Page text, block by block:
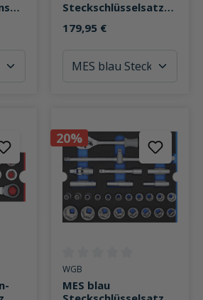
Steckschlüsselsatz
55teilig
179,95 €
von 0 von 5 Sternen
20%
Durchschnittliche Bewertung
WGB
MES blau